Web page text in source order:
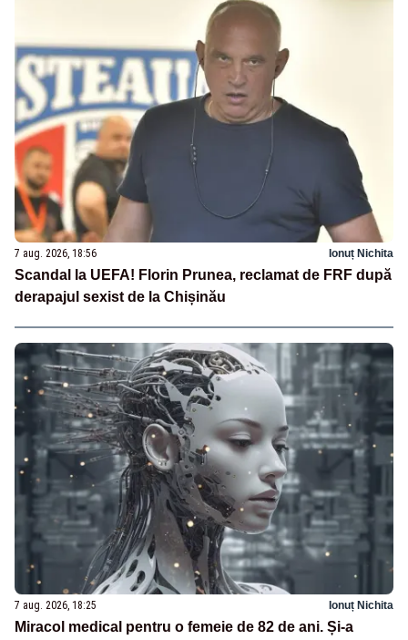
7 aug. 2026, 18:56 Ionuț Nichita
Scandal la UEFA! Florin Prunea, reclamat de FRF după
derapajul sexist de la Chișinău
7 aug. 2026, 18:25 Ionuț Nichita
Miracol medical pentru o femeie de 82 de ani. Și-a